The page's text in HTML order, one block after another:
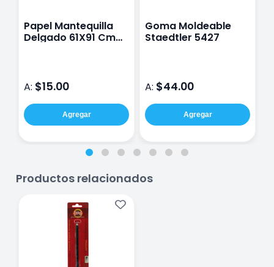
Papel Mantequilla
Delgado 61X91 Cm
A: $15.00
Agregar
Goma Moldeable
Staedtler 5427
A: $44.00
Agregar
Productos relacionados